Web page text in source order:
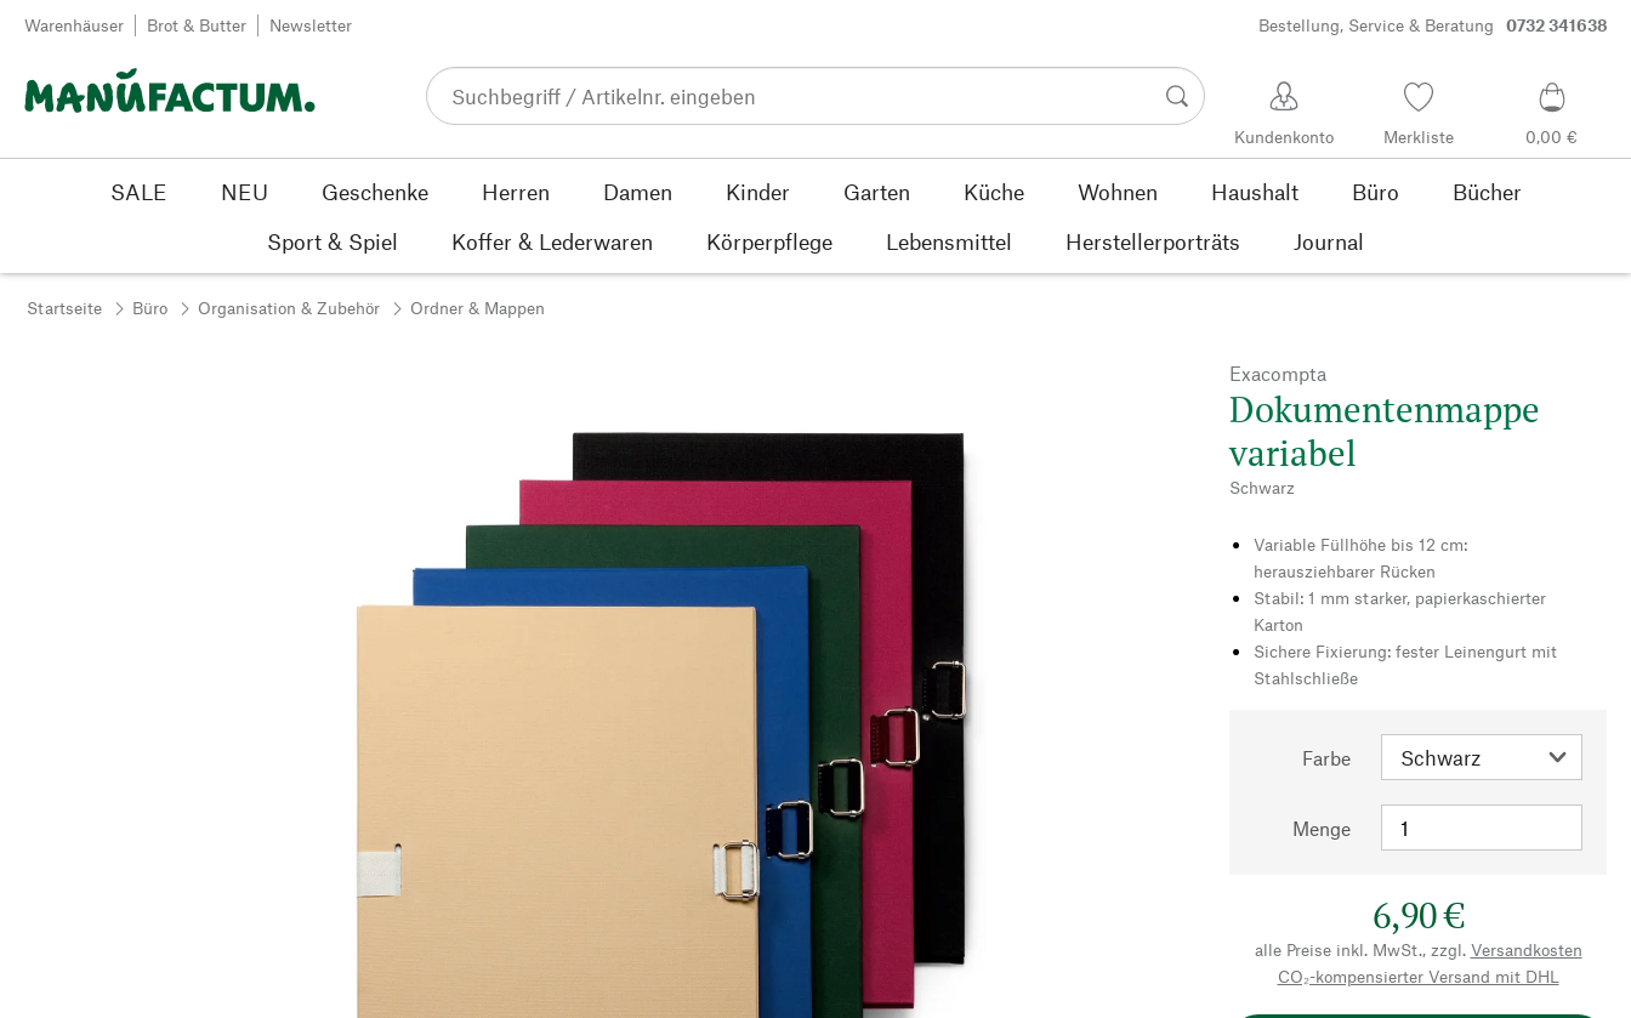
Zum Inhalt springen
Warenhäuser Brot & Butter Newsletter Bestellung, Service & Beratung 0732 341638
Kundenkonto Merkliste 0,00 €
SALE NEU Geschenke Herren Damen Kinder Garten Küche Wohnen Haushalt Büro
Bücher
Sport & Spiel
Koffer & Lederwaren Körperpflege Lebensmittel Herstellerporträts Journal
Startseite Büro Organisation & Zubehör Ordner & Mappen
Exacompta
Dokumentenmappe
variabel
Schwarz
Variable Füllhöhe bis 12 cm:
herausziehbarer Rücken
Stabil: 1 mm starker, papierkaschierter
Karton
Sichere Fixierung: fester Leinengurt mit
Stahlschließe
Farbe
Menge
6,90 €
alle Preise inkl. MwSt., zzgl. Versandkosten
CO₂-kompensierter Versand mit DHL